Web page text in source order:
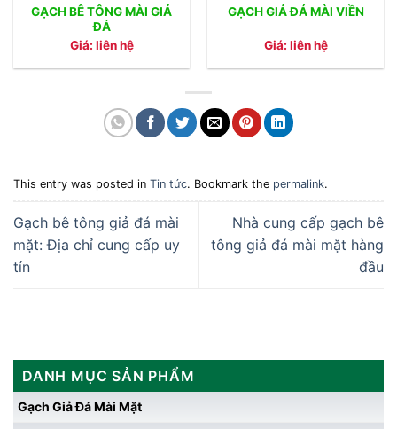
GẠCH BÊ TÔNG MÀI GIẢ
ĐÁ
Giá: liên hệ
GẠCH GIẢ ĐÁ MÀI VIỀN
Giá: liên hệ
This entry was posted in Tin tức. Bookmark the permalink.
Gạch bê tông giả đá mài
mặt: Địa chỉ cung cấp uy
tín
Nhà cung cấp gạch bê
tông giả đá mài mặt hàng
đầu
DANH MỤC SẢN PHẨM
Gạch Giả Đá Mài Mặt